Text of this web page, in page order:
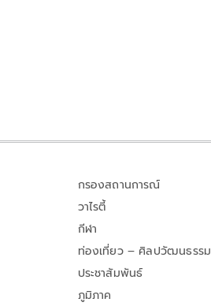
กรองสถานการณ์
วาไรตี้
กีฬา
ท่องเที่ยว – ศิลปวัฒนธรรม
ประชาสัมพันธ์
ภูมิภาค